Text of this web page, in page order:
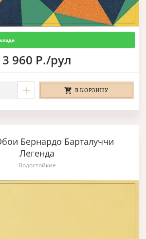
3 960 Р./рул
В КОРЗИНУ
Бернардо Барталуччи
Легенда
Водостойкие